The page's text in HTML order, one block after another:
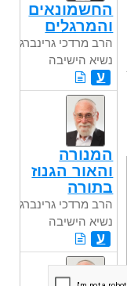
החשמונאים
והמרגלים
הרב מרדכי גרינברג
נשיא הישיבה
ע
המנורה
והאור הגנוז
בתורה
הרב מרדכי גרינברג
נשיא הישיבה
ע